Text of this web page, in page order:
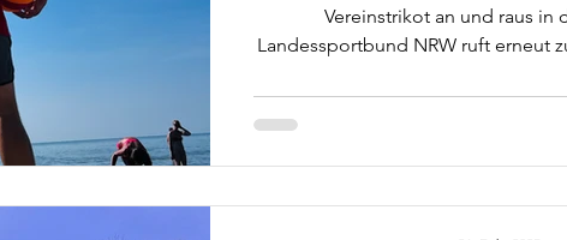
Vereinstrikot an und raus in
Landessportbund NRW ruft erneut zum großen TrikotTag
ist der TrikotTag? Unter dem
sollen alle Sportbegeisterten und
Trikot, Trainingsanzug oder Vereins-Shirt